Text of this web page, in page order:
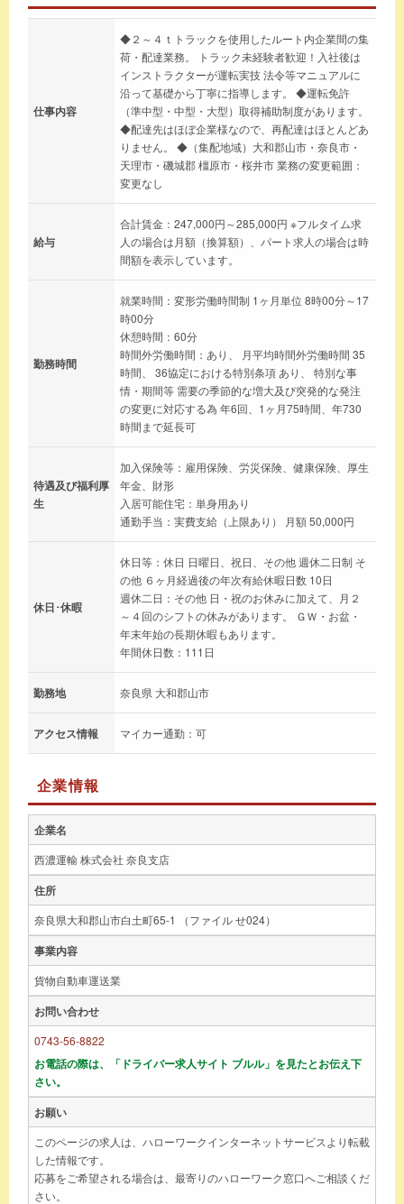
仕事内容
◆２～４ｔトラックを使用したルート内企業間の集
荷・配達業務。 トラック未経験者歓迎！入社後は
インストラクターが運転実技 法令等マニュアルに
沿って基礎から丁寧に指導します。 ◆運転免許
（準中型・中型・大型）取得補助制度があります。
◆配達先はほぼ企業様なので、再配達はほとんどあ
りません。 ◆（集配地域）大和郡山市・奈良市・
天理市・磯城郡 橿原市・桜井市 業務の変更範囲：
変更なし
給与
合計賃金：247,000円～285,000円 ※フルタイム求
人の場合は月額（換算額）、パート求人の場合は時
間額を表示しています。
勤務時間
就業時間：変形労働時間制 1ヶ月単位 8時00分～17
時00分
休憩時間：60分
時間外労働時間：あり、 月平均時間外労働時間 35
時間、 36協定における特別条項 あり、 特別な事
情・期間等 需要の季節的な増大及び突発的な発注
の変更に対応する為 年6回、1ヶ月75時間、年730
時間まで延長可
待遇及び福利厚
生
加入保険等：雇用保険、労災保険、健康保険、厚生
年金、財形
入居可能住宅：単身用あり
通勤手当：実費支給（上限あり） 月額 50,000円
休日･休暇
休日等：休日 日曜日、祝日、その他 週休二日制 そ
の他 ６ヶ月経過後の年次有給休暇日数 10日
週休二日：その他 日・祝のお休みに加えて、月２
～４回のシフトの休みがあります。 ＧＷ・お盆・
年末年始の長期休暇もあります。
年間休日数：111日
勤務地 奈良県 大和郡山市
アクセス情報 マイカー通勤：可
企業情報
企業名
西濃運輸 株式会社 奈良支店
住所
奈良県大和郡山市白土町65-1 （ファイル せ024）
事業内容
貨物自動車運送業
お問い合わせ
0743-56-8822
お電話の際は、「ドライバー求人サイト ブルル」を見たとお伝え下
さい。
お願い
このページの求人は、ハローワークインターネットサービスより転載
した情報です。
応募をご希望される場合は、最寄りのハローワーク窓口へご相談くだ
さい。